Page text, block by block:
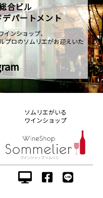
合ビル
パートメント
ンショップ、
プロのソムリエがお迎えいた
ソムリエがいる
ワインショップ